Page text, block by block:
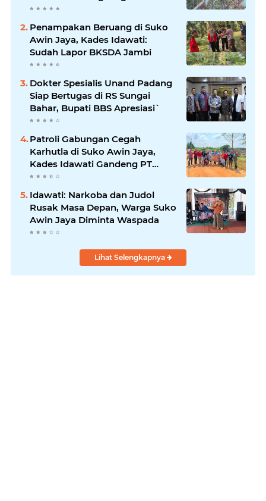
Penampakan Beruang di Suko
Awin Jaya, Kades Idawati:
Sudah Lapor BKSDA Jambi
Dokter Spesialis Unand Padang
Siap Bertugas di RS Sungai
Bahar, Bupati BBS Apresiasi`
Patroli Gabungan Cegah
Karhutla di Suko Awin Jaya,
Kades Idawati Gandeng PT
BBB-S, TNI dan BPD
Idawati: Narkoba dan Judol
Rusak Masa Depan, Warga Suko
Awin Jaya Diminta Waspada
Lihat Selengkapnya